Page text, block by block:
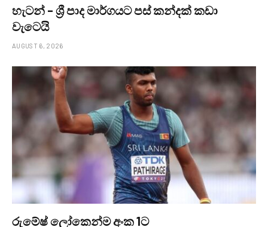
හැටන් – ශ්‍රී පාද මාර්ගයට පස් කන්දක් කඩා
වැටෙයි
AUGUST 6, 2026
රුමේෂ් ලෝකෙන්ම අංක 1ට